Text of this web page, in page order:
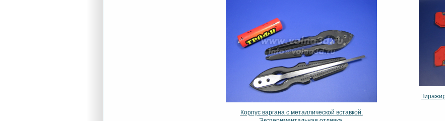
Корпус варгана с металлической вставкой.